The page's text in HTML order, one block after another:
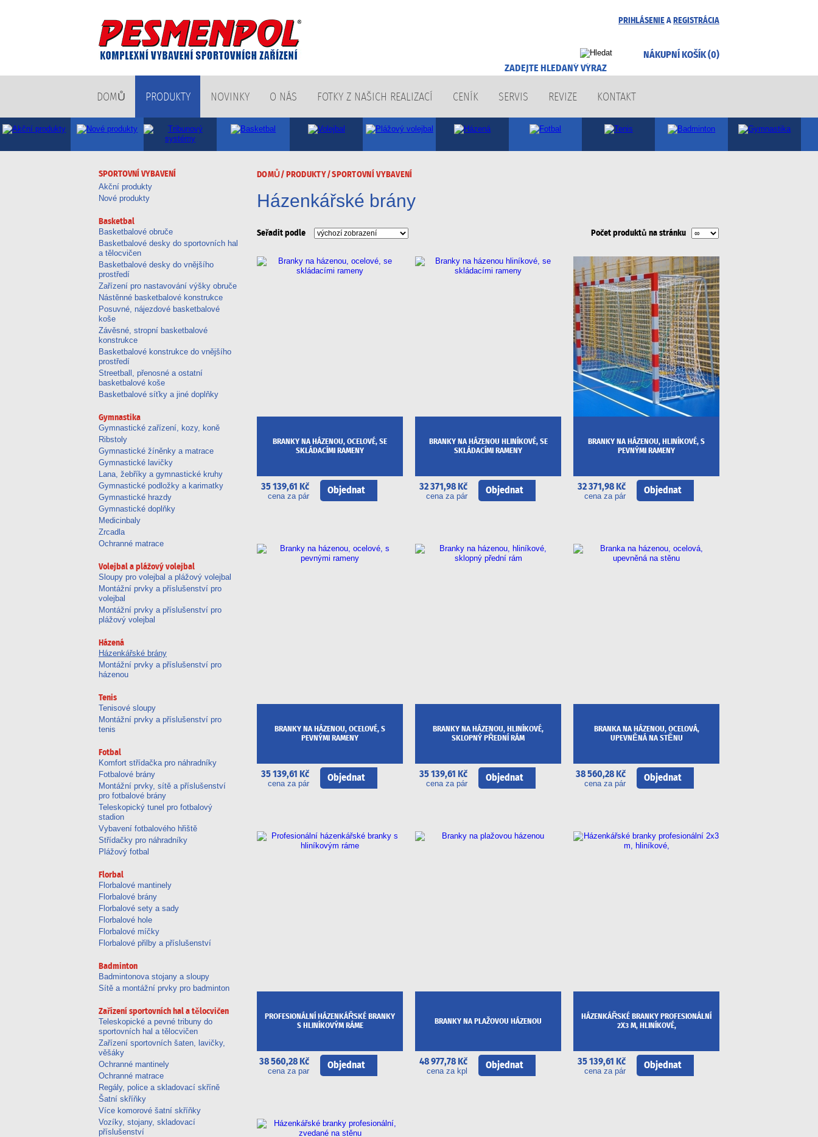
PRIHLÁSENIE A REGISTRÁCIA
NÁKUPNÍ KOŠÍK (0)
DOMŮ PRODUKTY NOVINKY O NÁS FOTKY Z NAŠICH REALIZACÍ CENÍK SERVIS REVIZE KONTAKT
SPORTOVNÍ VYBAVENÍ
Akční produkty
Nové produkty
Basketbal
Basketbalové obruče
Basketbalové desky do sportovních hal
a tělocvičen
Basketbalové desky do vnějšího
prostředí
Zařízení pro nastavování výšky obruče
Nástěnné basketbalové konstrukce
Posuvné, nájezdové basketbalové
koše
Závěsné, stropní basketbalové
konstrukce
Basketbalové konstrukce do vnějšího
prostředí
Streetball, přenosné a ostatní
basketbalové koše
Basketbalové síťky a jiné doplňky
Gymnastika
Gymnastické zařízení, kozy, koně
Ribstoly
Gymnastické žíněnky a matrace
Gymnastické lavičky
Lana, žebříky a gymnastické kruhy
Gymnastické podložky a karimatky
Gymnastické hrazdy
Gymnastické doplňky
Medicinbaly
Zrcadla
Ochranné matrace
Volejbal a plážový volejbal
Sloupy pro volejbal a plážový volejbal
Montážní prvky a příslušenství pro
volejbal
Montážní prvky a příslušenství pro
plážový volejbal
Házená
Házenkářské brány
Montážní prvky a příslušenství pro
házenou
Tenis
Tenisové sloupy
Montážní prvky a příslušenství pro
tenis
Fotbal
Komfort střídačka pro náhradníky
Fotbalové brány
Montážní prvky, sítě a příslušenství
pro fotbalové brány
Teleskopický tunel pro fotbalový
stadion
Vybavení fotbalového hřiště
Střídačky pro náhradníky
Plážový fotbal
Florbal
Florbalové mantinely
Florbalové brány
Florbalové sety a sady
Florbalové hole
Florbalové míčky
Florbalové přilby a příslušenství
Badminton
Badmintonova stojany a sloupy
Sítě a montážní prvky pro badminton
Zařízení sportovních hal a tělocvičen
Teleskopické a pevné tribuny do
sportovních hal a tělocvičen
Zařízení sportovních šaten, lavičky,
věšáky
Ochranné mantinely
Ochranné matrace
Regály, police a skladovací skříně
Šatní skříňky
Více komorové šatní skříňky
Vozíky, stojany, skladovací
příslušenství
DOMŮ/ PRODUKTY / SPORTOVNÍ VYBAVENÍ
Házenkářské brány
Seřadit podle Počet produktů na stránku
BRANKY NA HÁZENOU, OCELOVÉ, SE
SKLÁDACÍMI RAMENY
35 139,61 Kč
cena za pár
Objednat
BRANKY NA HÁZENOU HLINÍKOVÉ, SE
SKLÁDACÍMI RAMENY
32 371,98 Kč
cena za pár
Objednat
BRANKY NA HÁZENOU, HLINÍKOVÉ, S
PEVNÝMI RAMENY
32 371,98 Kč
cena za pár
Objednat
BRANKY NA HÁZENOU, OCELOVÉ, S
PEVNÝMI RAMENY
35 139,61 Kč
cena za pár
Objednat
BRANKY NA HÁZENOU, HLINÍKOVÉ,
SKLOPNÝ PŘEDNÍ RÁM
35 139,61 Kč
cena za pár
Objednat
BRANKA NA HÁZENOU, OCELOVÁ,
UPEVNĚNÁ NA STĚNU
38 560,28 Kč
cena za pár
Objednat
PROFESIONÁLNÍ HÁZENKÁŘSKÉ BRANKY
S HLINÍKOVÝM RÁME
38 560,28 Kč
cena za par
Objednat
BRANKY NA PLAŽOVOU HÁZENOU
48 977,78 Kč
cena za kpl
Objednat
HÁZENKÁŘSKÉ BRANKY PROFESIONÁLNÍ
2X3 M, HLINÍKOVÉ,
35 139,61 Kč
cena za pár
Objednat